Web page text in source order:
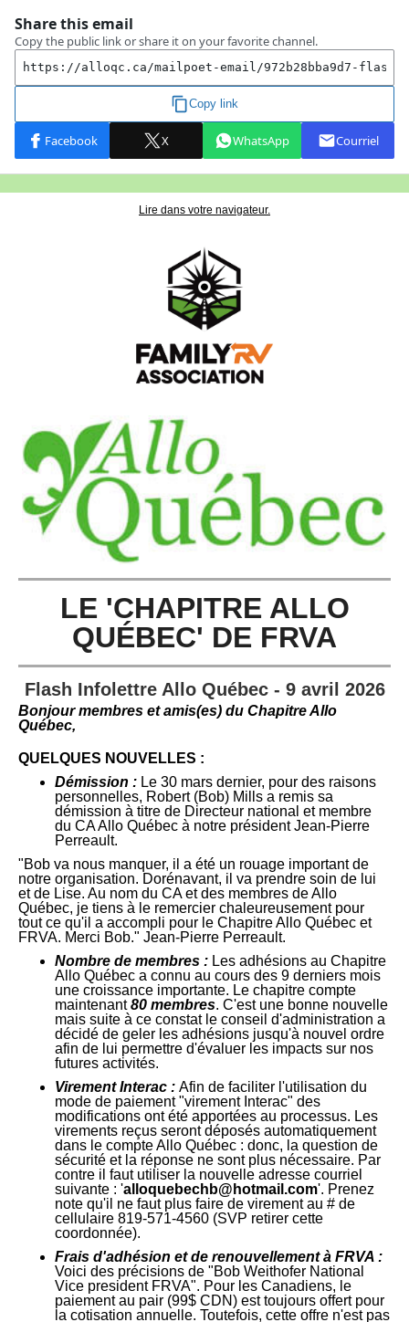
Lire dans votre navigateur.
LE 'CHAPITRE ALLO
QUÉBEC' DE FRVA
Flash Infolettre Allo Québec - 9 avril 2026
Bonjour membres et amis(es) du Chapitre Allo
Québec,
QUELQUES NOUVELLES :
Démission : Le 30 mars dernier, pour des raisons
personnelles, Robert (Bob) Mills a remis sa
démission à titre de Directeur national et membre
du CA Allo Québec à notre président Jean-Pierre
Perreault.
"Bob va nous manquer, il a été un rouage important de
notre organisation. Dorénavant, il va prendre soin de lui
et de Lise. Au nom du CA et des membres de Allo
Québec, je tiens à le remercier chaleureusement pour
tout ce qu'il a accompli pour le Chapitre Allo Québec et
FRVA. Merci Bob." Jean-Pierre Perreault.
Nombre de membres : Les adhésions au Chapitre
Allo Québec a connu au cours des 9 derniers mois
une croissance importante. Le chapitre compte
maintenant80 membres. C'est une bonne nouvelle
mais suite à ce constat le conseil d'administration a
décidé de geler les adhésions jusqu'à nouvel ordre
afin de lui permettre d'évaluer les impacts sur nos
futures activités.
Virement Interac : Afin de faciliter l'utilisation du
mode de paiement "virement Interac" des
modifications ont été apportées au processus. Les
virements reçus seront déposés automatiquement
dans le compte Allo Québec : donc, la question de
sécurité et la réponse ne sont plus nécessaire. Par
contre il faut utiliser la nouvelle adresse courriel
suivante : 'alloquebechb@hotmail.com'. Prenez
note qu'il ne faut plus faire de virement au # de
cellulaire 819-571-4560 (SVP retirer cette
coordonnée).
Frais d'adhésion et de renouvellement à FRVA :
Voici des précisions de "Bob Weithofer National
Vice president FRVA". Pour les Canadiens, le
paiement au pair (99$ CDN) est toujours offert pour
la cotisation annuelle. Toutefois, cette offre n'est pas